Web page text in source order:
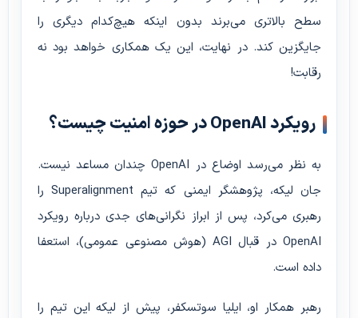
سطح بالاتری می‌برند بدون اینکه هیچ‌کدام دیگری را
جایگزین کند. در نهایت، این یک همکاری خواهد بود نه
رقابت!
رویکرد OpenAI در حوزه امنیت چیست؟
به نظر می‌رسد اوضاع در OpenAI چندان مساعد نیست.
جان لیکه، پژوهشگر ایمنی که تیم Superalignment را
رهبری می‌کرد، پس از ابراز نگرانی‌های جدی درباره رویکرد
OpenAI در قبال AGI (هوش مصنوعی عمومی)، استعفا
داده است.
رهبر همکار او، ایلیا سوتسکفر، پیش از لیکه این تیم را